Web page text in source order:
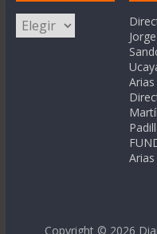
Categorías
Copyright © 2026